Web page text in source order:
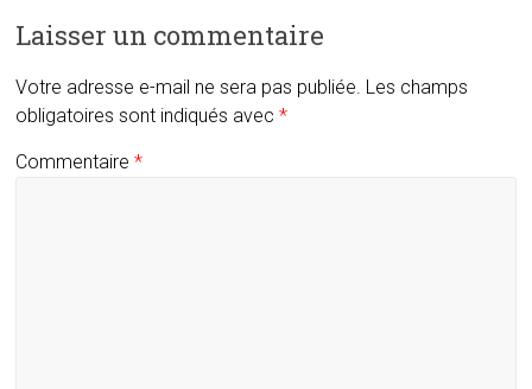
Laisser un commentaire
Votre adresse e-mail ne sera pas publiée. Les champs
obligatoires sont indiqués avec*
Commentaire*